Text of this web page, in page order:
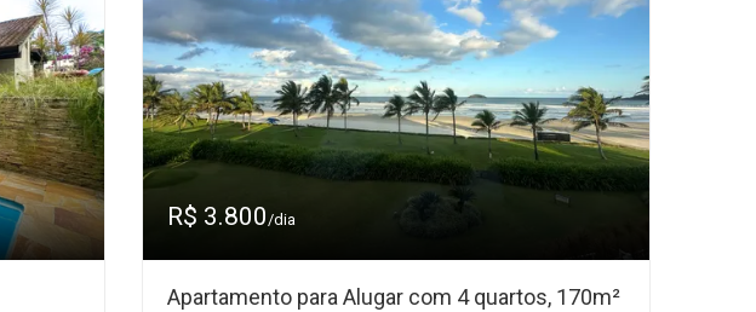
R$ 3.800/dia
Apartamento para Alugar com 4 quartos, 170m²